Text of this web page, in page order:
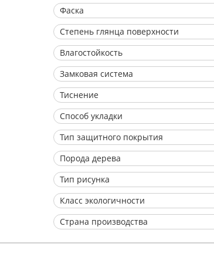
Фаска
Степень глянца поверхности
Влагостойкость
Замковая система
Тиснение
Способ укладки
Тип защитного покрытия
Порода дерева
Тип рисунка
Класс экологичности
Страна производства